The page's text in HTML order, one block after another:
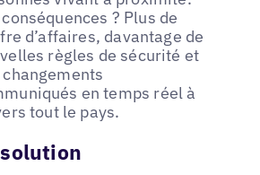
? Plus de
d’affaires, davantage de
règles de sécurité et
changements
en temps réel à
tout le pays.